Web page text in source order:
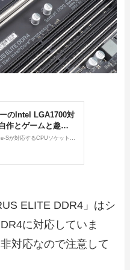
ELITE DDR4」はシ
に対応していま
対応なので注意して